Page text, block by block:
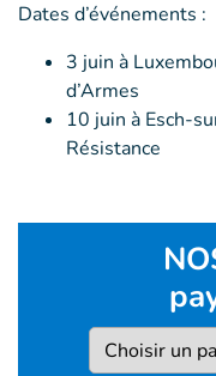
Dates d’événements :
3 juin à
d’Armes
10 juin à Esch-
Résistance
Pays